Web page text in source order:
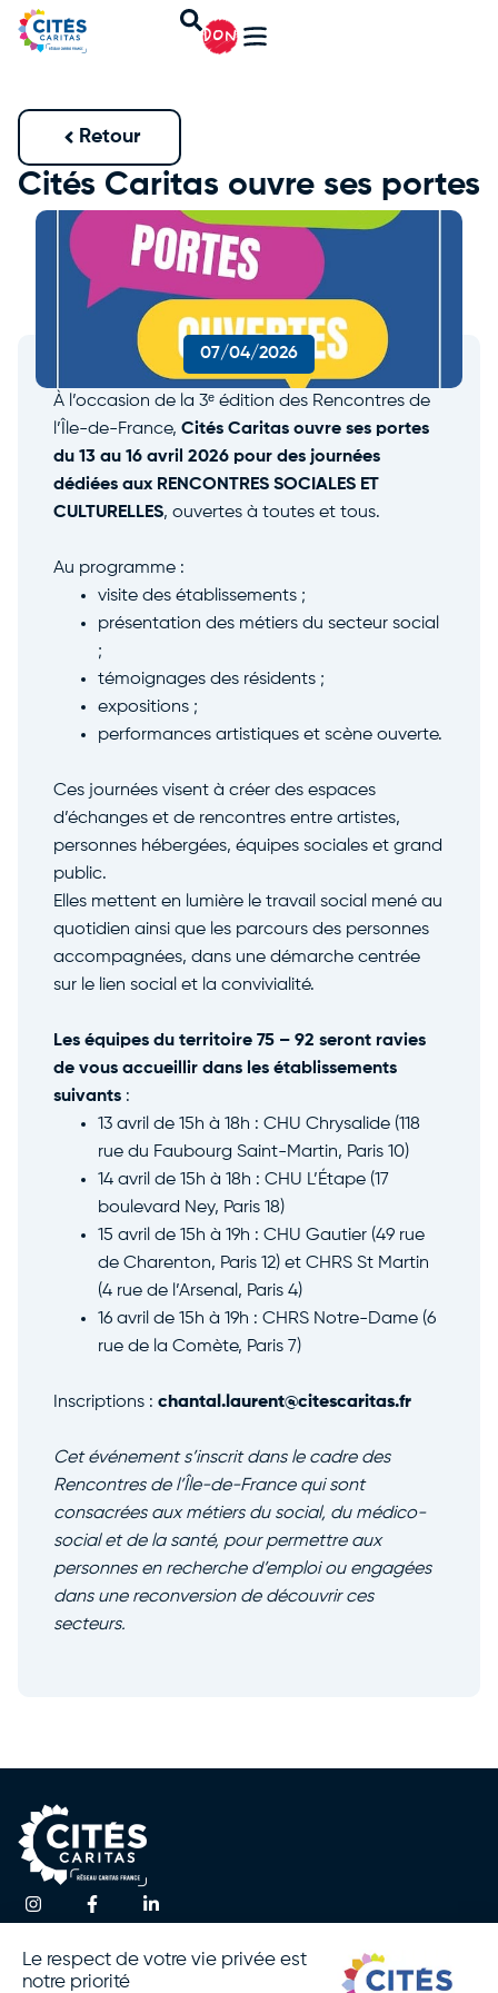
DON
Retour
Cités Caritas ouvre ses portes
du 13 au 16 avril 2026
07/04/2026
À l’occasion de la 3ᵉ édition des Rencontres de
l’Île-de-France, Cités Caritas ouvre ses portes
du 13 au 16 avril 2026 pour des journées
dédiées aux RENCONTRES SOCIALES ET
CULTURELLES, ouvertes à toutes et tous.
Au programme :
visite des établissements ;
présentation des métiers du secteur social
;
témoignages des résidents ;
expositions ;
performances artistiques et scène ouverte.
Ces journées visent à créer des espaces
d’échanges et de rencontres entre artistes,
personnes hébergées, équipes sociales et grand
public.
Elles mettent en lumière le travail social mené au
quotidien ainsi que les parcours des personnes
accompagnées, dans une démarche centrée
sur le lien social et la convivialité.
Les équipes du territoire 75 – 92 seront ravies
de vous accueillir dans les établissements
suivants :
13 avril de 15h à 18h : CHU Chrysalide (118
rue du Faubourg Saint-Martin, Paris 10)
14 avril de 15h à 18h : CHU L’Étape (17
boulevard Ney, Paris 18)
15 avril de 15h à 19h : CHU Gautier (49 rue
de Charenton, Paris 12) et CHRS St Martin
(4 rue de l’Arsenal, Paris 4)
16 avril de 15h à 19h : CHRS Notre-Dame (6
rue de la Comète, Paris 7)
Inscriptions : chantal.laurent@citescaritas.fr
Cet événement s’inscrit dans le cadre des
Rencontres de l’Île-de-France qui sont
consacrées aux métiers du social, du médico-
social et de la santé, pour permettre aux
personnes en recherche d’emploi ou engagées
dans une reconversion de découvrir ces
secteurs.
Notre
Contactez-nous